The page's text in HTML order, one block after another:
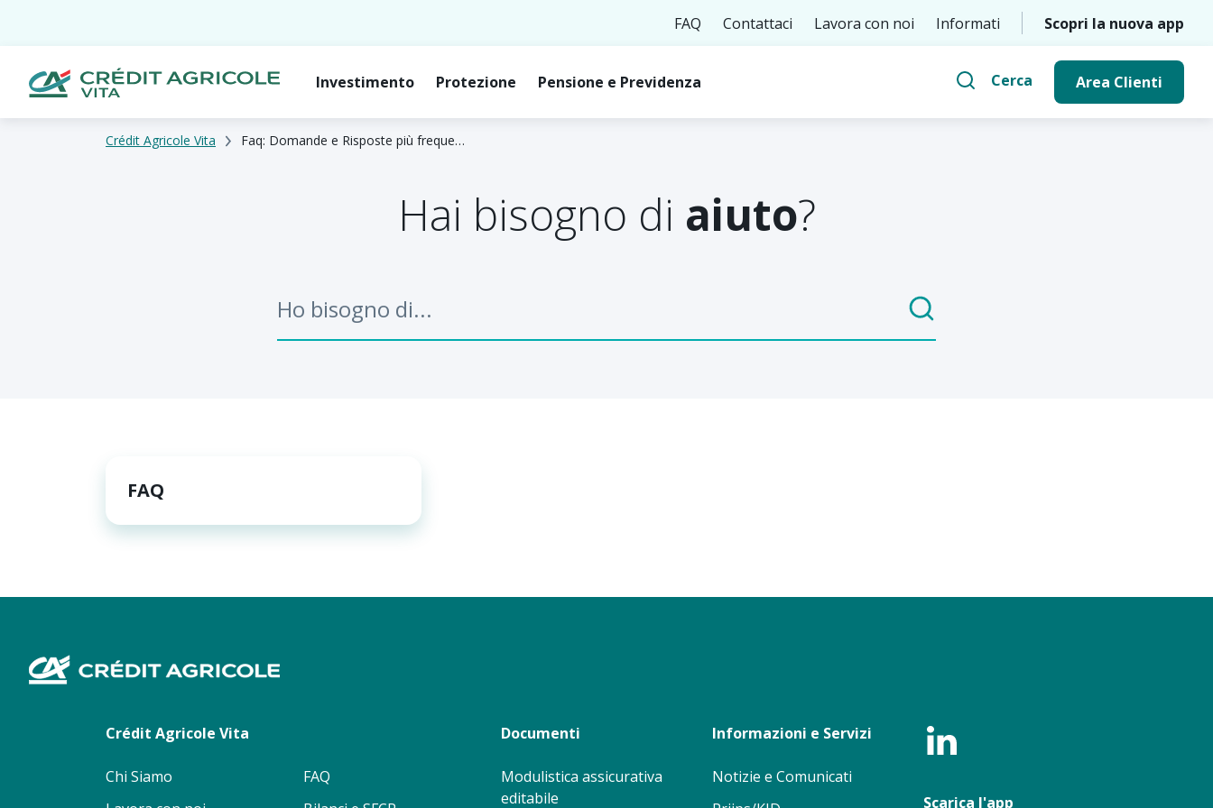
FAQ Contattaci Lavora con noi Informati Scopri la nuova app
Investimento Protezione Pensione e Previdenza Cerca Area Clienti
Crédit Agricole Vita Faq: Domande e Risposte più frequenti
Hai bisogno di aiuto?
FAQ
Footer
menu
Crédit Agricole Vita
Chi Siamo
FAQ
Documenti
Modulistica assicurativa
editabile
Informazioni e Servizi
Notizie e Comunicati
Scarica l'app